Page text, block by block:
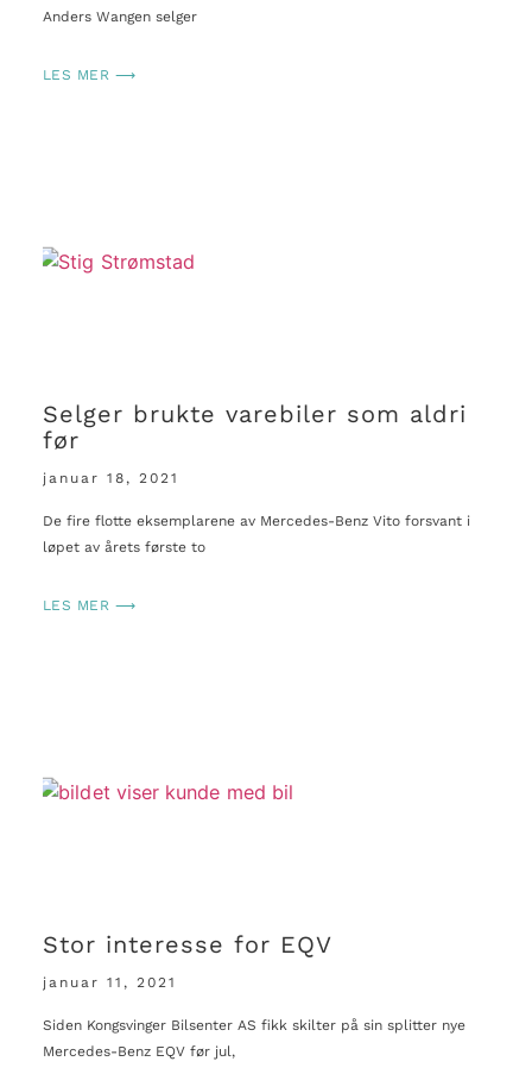
Anders Wangen selger
LES MER ⟶
Selger brukte varebiler som aldri
før
januar 18, 2021
De fire flotte eksemplarene av Mercedes-Benz Vito forsvant i
løpet av årets første to
LES MER ⟶
Stor interesse for EQV
januar 11, 2021
Siden Kongsvinger Bilsenter AS fikk skilter på sin splitter nye
Mercedes-Benz EQV før jul,